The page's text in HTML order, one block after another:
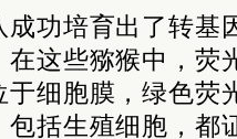
功培育出了转基
这些猕猴中，荧
细胞膜，绿色荧
包括生殖细胞，都